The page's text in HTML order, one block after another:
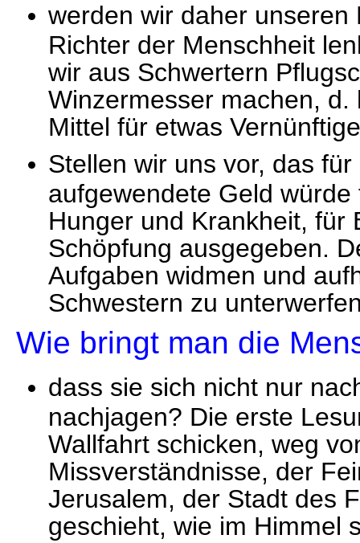
werden wir daher
Richter der Menschheit
wir aus Schwertern
Winzermesser machen,
Mittel für etwas
Stellen wir uns vor, das
aufgewendete Geld
Hunger und Krankheit, für
Schöpfung ausgegeben.
Aufgaben widmen und
Schwestern zu
Wie bringt man die
dass sie sich nicht nur
nachjagen? Die erste
Wallfahrt schicken, weg
Missverständnisse, der
Jerusalem, der Stadt des
geschieht, wie im Himmel